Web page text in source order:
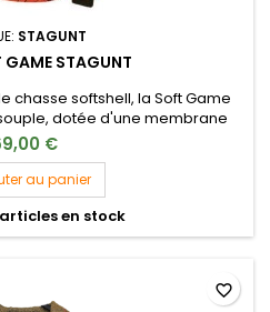
STAGUNT
GAME STAGUNT
chasse softshell, la Soft Game
dotée d'une membrane
doublure en polaire douce et
lors des premières
de la saison.
€
au panier
en stock
favorite_border